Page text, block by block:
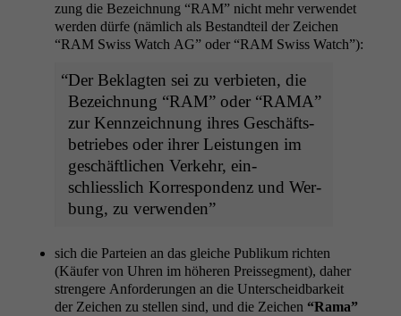
zung die Beze­ich­nung “RAM” nicht mehr ver­wen­det
wer­den dürfe (näm­lich als Bestandteil der Zeichen
“RAM Swiss Watch AG” oder “RAM Swiss Watch”):
“Der Beklagten sei zu ver­bi­eten, die
Beze­ich­nung “RAM” oder “RAMA”
zur Kennze­ich­nung ihres Geschäfts­
be­triebes oder ihrer Leis­tun­gen im
geschäftlichen Verkehr, ein­
schliesslich Kor­re­spon­denz und Wer­
bung, zu verwenden”
sich die Parteien an das gle­iche Pub­likum richt­en
(Käufer von Uhren im höheren Preis­seg­ment), daher
stren­gere Anforderun­gen an die Unter­schei­d­barkeit
der Zeichen zu stellen sind, und die Zeichen “Rama”